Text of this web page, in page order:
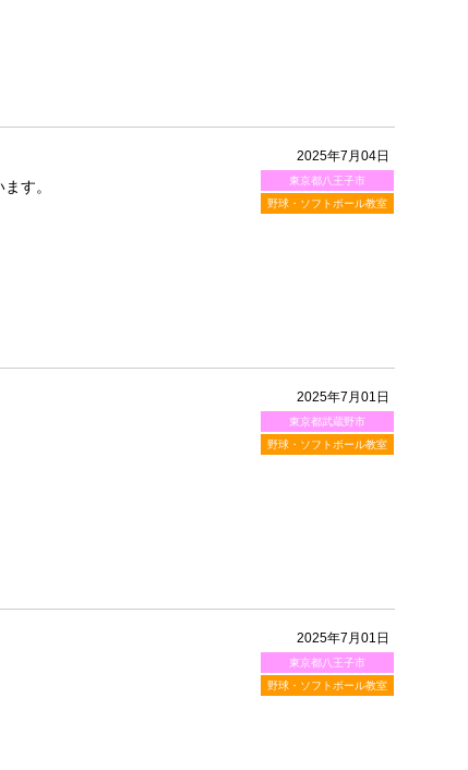
2025年7月04日
東京都八王子市
野球・ソフトボール教室
す。
2025年7月01日
東京都武蔵野市
野球・ソフトボール教室
2025年7月01日
東京都八王子市
野球・ソフトボール教室